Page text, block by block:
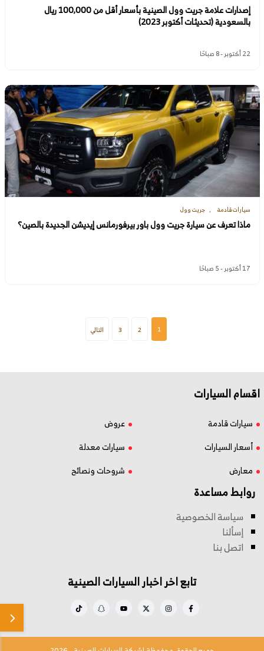
إصدارات علامة جريت وول الصينية بأسعار أقل من 100,000 ريال
بالسعودية (تحديثات أكتوبر 2023)
22 أكتوبر - 8 صباحًا
سيارات قادمة جريت وول
ماذا تعرف عن سيارة جريت وول باور بيرفورمانس إيديشن الجديدة بالصين؟
17 أكتوبر - 5 صباحًا
1
2
3 التالي
اقسام السيارات
سيارات قادمة
عروض
أسعار السيارات
سيارات معدلة
معارض
شروحات ونصائح
روابط مساعدة
سياسة الخصوصية
إسألنا
اتصل بنا
تابع اخر اخبار السيارات الصينية